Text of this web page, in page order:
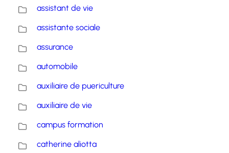
assistant de vie
assistante sociale
assurance
automobile
auxiliaire de puericulture
auxiliaire de vie
campus formation
catherine aliotta